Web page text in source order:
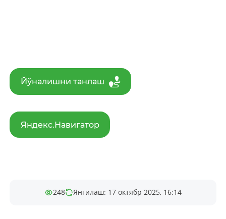
Йўналишни танлаш
Яндекс.Навигатор
248 Янгилаш: 17 октябр 2025, 16:14